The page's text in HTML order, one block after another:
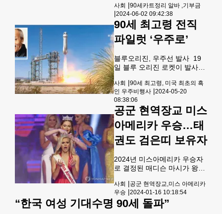
퇴연령 상승하는 가혹한 경제
상황 반영" 90세의 나이에도
미국의 한 마트에서 카트 정리
아르바이트를 하며 생계를 꾸
려가는 노인의 사연이 알려지
노동에서 벗어날 수 있게 된 따
뜻한 사연이 전해졌다.영국 일
간 가디언은 미국 루이지애나
주 뉴올리언스 외국의 소도시
메타리의 한 마트 주차장에서
흩어진 카트를 모아 밀어서 정
리하는 일을 하는 퇴역 공군 딜
런 매코믹 씨에게 일어난 일을
1일(현지시간) 소개했다.가디
사회 |90세카트정리 알바 ,기부금
|2024-06-02 09:42:38
90세 최고령 전직
파일럿 ‘우주로’
블루오리진, 우주선 발사 19
일 블루 오리진 로켓이 발사되
우주비행 기록을 세운 에드 드
와이트. [로이터] 미국 최초의
흑인 우주비행사가 되려다 인
종차별에 가로막혀 뜻을 이루
지 못했던 전직 조종사가 민간
기업의 우주선을 타고 마침내
지구 밖 여행을 성공적으로 마
쳤다. 우주 탐사기업 블루 오리
진의 뉴 셰퍼드 우주선 탑승객
6명은 19일 약 10분간의 우주
비행을 한 뒤 지구로 무사 귀환
했다고 AP·AFP통신이 보도했
다.블루 오리진은 아마존 창업
자 제프 베조스가 설립한 회사
다. 텍사스주 밴 혼
사회 |90세 최고령, 미국 최초의 흑
인 우주비행사 |2024-05-20
08:38:06
공군 현역장교 미스
아메리카 우승…태
권도 검은띠 보유자
2024년 미스아메리카 우승자
로 결정된 매디슨 마시가 왕관
합뉴스) 미국의 최고 미인을
뽑는 '미스 아메리카' 대회에서
현역 공군 장교가 왕관의 주인
사회 |공군 현역장교,미스 아메리카
우승 |2024-01-16 10:18:54
“한국 여성 기대수명 90세 돌파”